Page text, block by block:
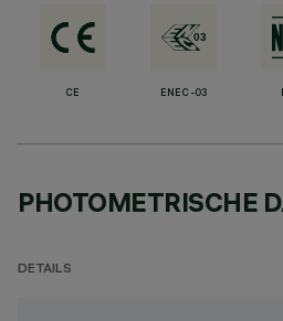
CE ENEC-03
PHOTOMETRISCHE
DETAILS